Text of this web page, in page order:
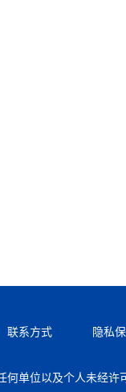
联系方式 隐私
单位以及个人未经许